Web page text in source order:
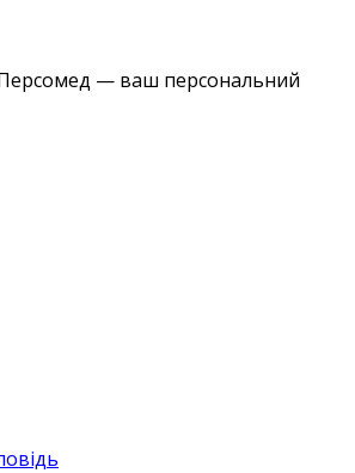
— ваш персональний